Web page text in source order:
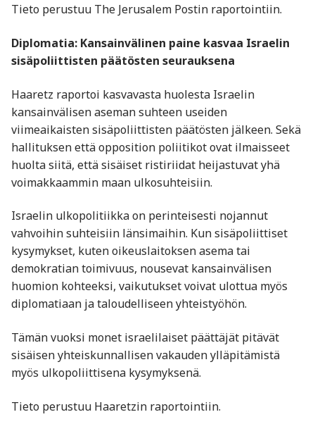
Tieto perustuu The Jerusalem Postin raportointiin.
Diplomatia: Kansainvälinen paine kasvaa Israelin
sisäpoliittisten päätösten seurauksena
Haaretz raportoi kasvavasta huolesta Israelin
kansainvälisen aseman suhteen useiden
viimeaikaisten sisäpoliittisten päätösten jälkeen. Sekä
hallituksen että opposition poliitikot ovat ilmaisseet
huolta siitä, että sisäiset ristiriidat heijastuvat yhä
voimakkaammin maan ulkosuhteisiin.
Israelin ulkopolitiikka on perinteisesti nojannut
vahvoihin suhteisiin länsimaihin. Kun sisäpoliittiset
kysymykset, kuten oikeuslaitoksen asema tai
demokratian toimivuus, nousevat kansainvälisen
huomion kohteeksi, vaikutukset voivat ulottua myös
diplomatiaan ja taloudelliseen yhteistyöhön.
Tämän vuoksi monet israelilaiset päättäjät pitävät
sisäisen yhteiskunnallisen vakauden ylläpitämistä
myös ulkopoliittisena kysymyksenä.
Tieto perustuu Haaretzin raportointiin.